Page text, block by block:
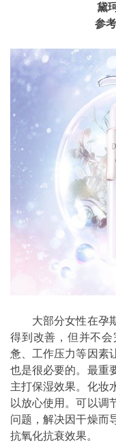
黛
参
大部分女性在孕期
得到改善，但并不
惫、工作压力等因素
也是很必要的。最重
主打保湿效果。化妆
以放心使用。可以调
问题，解决因干燥而
抗氧化抗衰效果。